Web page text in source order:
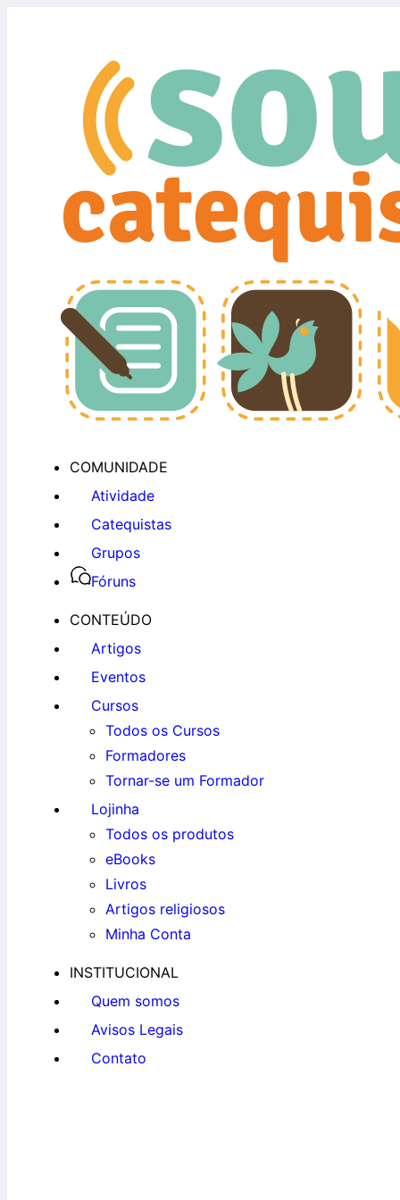
COMUNIDADE
Atividade
Catequistas
Grupos
Fóruns
CONTEÚDO
Artigos
Eventos
Cursos
Todos os Cursos
Formadores
Tornar-se um Formador
Lojinha
Todos os produtos
eBooks
Livros
Artigos religiosos
Minha Conta
INSTITUCIONAL
Quem somos
Avisos Legais
Contato